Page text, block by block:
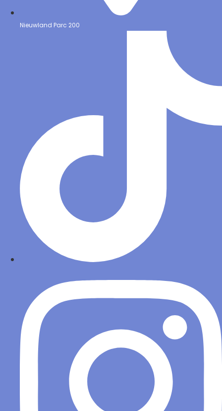
Nieuwland Parc 200